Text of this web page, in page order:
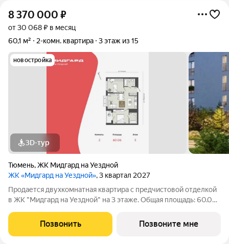
8 370 000 ₽
от 30 068 ₽ в месяц
60,1 м²
2-комн. квартира 3 этаж из 15
новостройка
3D-тур
Тюмень,ЖК Мидгард на Уездной
ЖК «Мидгард на Уездной», 3 квартал 2027
Продается двухкомнатная квартира с предчистовой отделкой
в ЖК "Мидгард на Уездной" на 3 этаже. Общая площадь: 60.06
21.68 кв.м. Комнаты изолированные, все окна выходят на одну
сторону. В
Позвонить Позвоните мне